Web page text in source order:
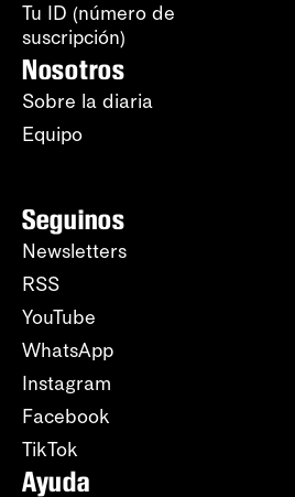
Tu ID (número de
suscripción)
Nosotros
Sobre la diaria
Equipo
Seguinos
Newsletters
RSS
YouTube
WhatsApp
Instagram
Facebook
TikTok
Ayuda